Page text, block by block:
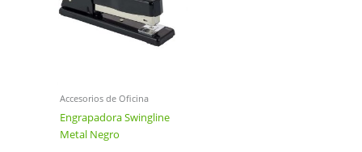
Accesorios de Oficina
Engrapadora Swingline
Metal Negro